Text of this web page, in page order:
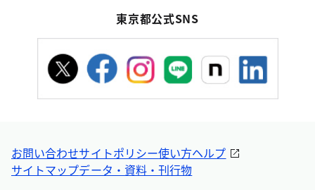
東京都公式SNS
お問い合わせサイトポリシー使い方ヘルプ
サイトマップデータ・資料・刊行物